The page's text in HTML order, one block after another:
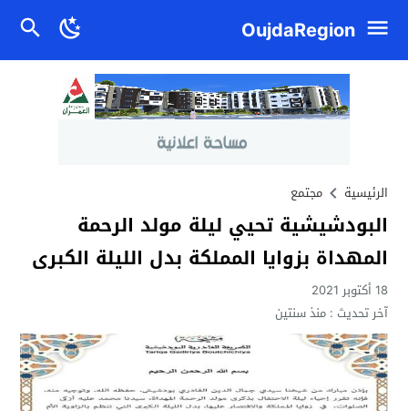
OujdaRegion
الرئيسية مجتمع
البودشيشية تحيي ليلة مولد الرحمة
المهداة بزوايا المملكة بدل الليلة الكبرى
18 أكتوبر 2021
آخر تحديث :منذ سنتين